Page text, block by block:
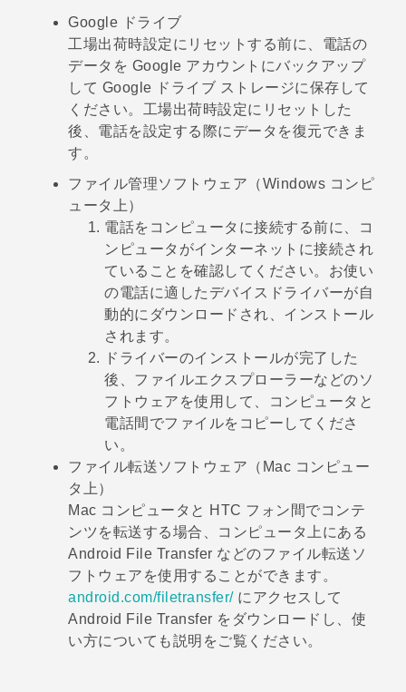
Google ドライブ
工場出荷時設定にリセットする前に、電話の
データを Google アカウントにバックアップ
して Google ドライブ ストレージに保存して
ください。工場出荷時設定にリセットした
後、電話を設定する際にデータを復元できま
す。
ファイル管理ソフトウェア（Windows コンピ
ュータ上）
電話をコンピュータに接続する前に、コ
ンピュータがインターネットに接続され
ていることを確認してください。お使い
の電話に適したデバイスドライバーが自
動的にダウンロードされ、インストール
されます。
ドライバーのインストールが完了した
後、ファイルエクスプローラーなどのソ
フトウェアを使用して、コンピュータと
電話間でファイルをコピーしてくださ
い。
ファイル転送ソフトウェア（ Mac コンピュー
タ上）
Mac コンピュータと HTC フォン間でコンテ
ンツを転送する場合、コンピュータ上にある
Android File Transfer などのファイル転送ソ
フトウェアを使用することができます。
android.com/filetransfer/にアクセスして
Android File Transfer をダウンロードし、使
い方についても説明をご覧ください。